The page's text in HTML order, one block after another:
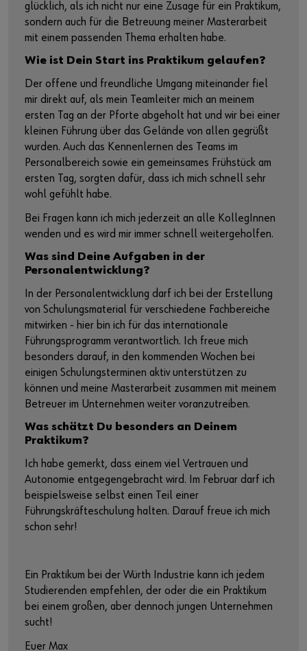
glücklich, als ich nicht nur eine Zusage für ein Praktikum,
sondern auch für die Betreuung meiner Masterarbeit
mit einem passenden Thema erhalten habe.
Wie ist Dein Start ins Praktikum gelaufen?
Der offene und freundliche Umgang miteinander fiel
mir direkt auf, als mein Teamleiter mich an meinem
ersten Tag an der Pforte abgeholt hat und wir bei einer
kleinen Führung über das Gelände von allen gegrüßt
wurden. Auch das Kennenlernen des Teams im
Personalbereich sowie ein gemeinsames Frühstück am
ersten Tag, sorgten dafür, dass ich mich schnell sehr
wohl gefühlt habe.
Bei Fragen kann ich mich jederzeit an alle KollegInnen
wenden und es wird mir immer schnell weitergeholfen.
Was sind Deine Aufgaben in der
Personalentwicklung?
In der Personalentwicklung darf ich bei der Erstellung
von Schulungsmaterial für verschiedene Fachbereiche
mitwirken - hier bin ich für das internationale
Führungsprogramm verantwortlich. Ich freue mich
besonders darauf, in den kommenden Wochen bei
einigen Schulungsterminen aktiv unterstützen zu
können und meine Masterarbeit zusammen mit meinem
Betreuer im Unternehmen weiter voranzutreiben.
Was schätzt Du besonders an Deinem
Praktikum?
Ich habe gemerkt, dass einem viel Vertrauen und
Autonomie entgegengebracht wird. Im Februar darf ich
beispielsweise selbst einen Teil einer
Führungskräfteschulung halten. Darauf freue ich mich
schon sehr!
Ein Praktikum bei der Würth Industrie kann ich jedem
Studierenden empfehlen, der oder die ein Praktikum
bei einem großen, aber dennoch jungen Unternehmen
sucht!
Euer Max